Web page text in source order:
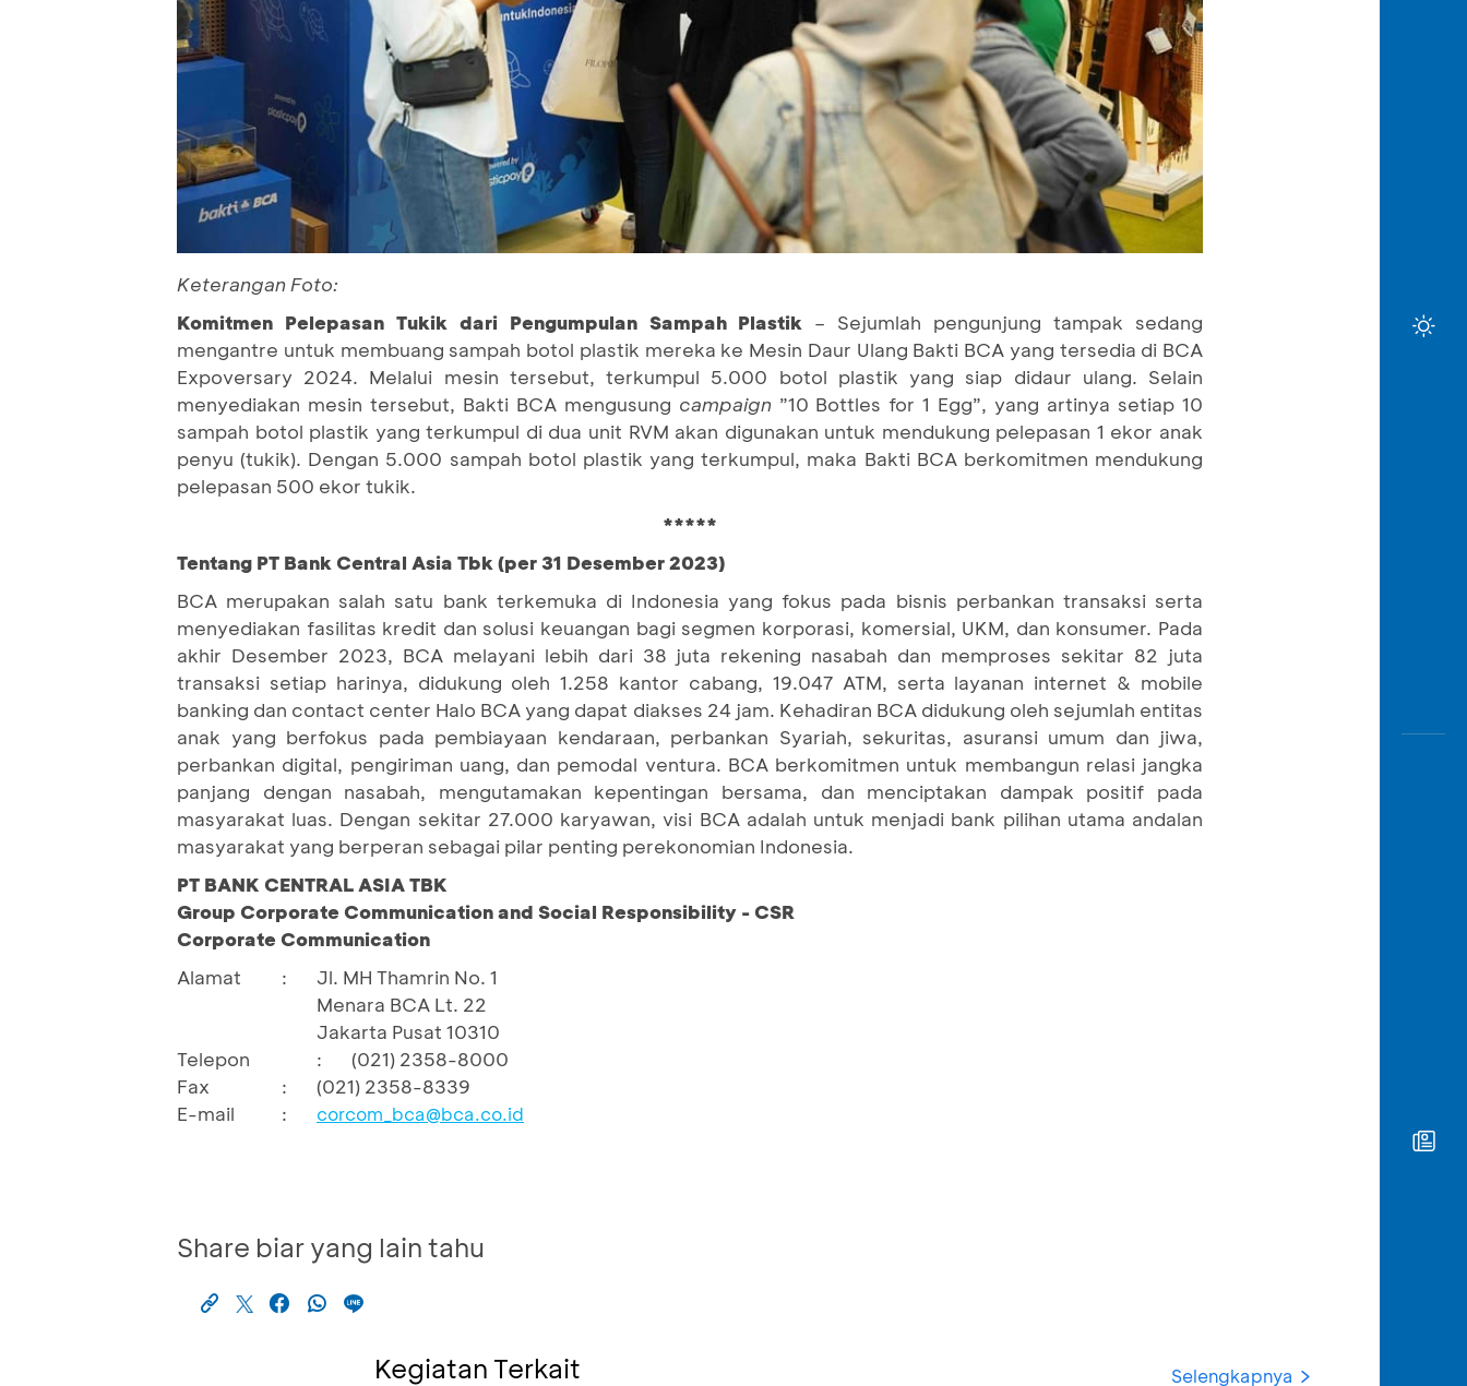
Keterangan Foto:
Komitmen Pelepasan Tukik dari Pengumpulan Sampah Plastik – Sejumlah pengunjung tampak sedang
mengantre untuk membuang sampah botol plastik mereka ke Mesin Daur Ulang Bakti BCA yang tersedia di BCA
Expoversary 2024. Melalui mesin tersebut, terkumpul 5.000 botol plastik yang siap didaur ulang. Selain
menyediakan mesin tersebut, Bakti BCA mengusung campaign”10 Bottles for 1 Egg”, yang artinya setiap 10
sampah botol plastik yang terkumpul di dua unit RVM akan digunakan untuk mendukung pelepasan 1 ekor anak
penyu (tukik). Dengan 5.000 sampah botol plastik yang terkumpul, maka Bakti BCA berkomitmen mendukung
pelepasan 500 ekor tukik.
*****
Tentang PT Bank Central Asia Tbk (per 31 Desember 2023)
BCA merupakan salah satu bank terkemuka di Indonesia yang fokus pada bisnis perbankan transaksi serta
menyediakan fasilitas kredit dan solusi keuangan bagi segmen korporasi, komersial, UKM, dan konsumer. Pada
akhir Desember 2023, BCA melayani lebih dari 38 juta rekening nasabah dan memproses sekitar 82 juta
transaksi setiap harinya, didukung oleh 1.258 kantor cabang, 19.047 ATM, serta layanan internet & mobile
banking dan contact center Halo BCA yang dapat diakses 24 jam. Kehadiran BCA didukung oleh sejumlah entitas
anak yang berfokus pada pembiayaan kendaraan, perbankan Syariah, sekuritas, asuransi umum dan jiwa,
perbankan digital, pengiriman uang, dan pemodal ventura. BCA berkomitmen untuk membangun relasi jangka
panjang dengan nasabah, mengutamakan kepentingan bersama, dan menciptakan dampak positif pada
masyarakat luas. Dengan sekitar 27.000 karyawan, visi BCA adalah untuk menjadi bank pilihan utama andalan
masyarakat yang berperan sebagai pilar penting perekonomian Indonesia.
PT BANK CENTRAL ASIA TBK
Group Corporate Communication and Social Responsibility - CSR
Corporate Communication
Alamat
:
Jl. MH Thamrin No. 1
Menara BCA Lt. 22
Jakarta Pusat 10310
Telepon
:
(021) 2358-8000
Fax
:
(021) 2358-8339
E-mail
: corcom_bca@bca.co.id
Share biar yang lain tahu
Kegiatan Terkait Selengkapnya